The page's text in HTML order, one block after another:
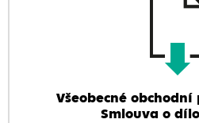
Všeobecné obchodní
Smlouva o dílo